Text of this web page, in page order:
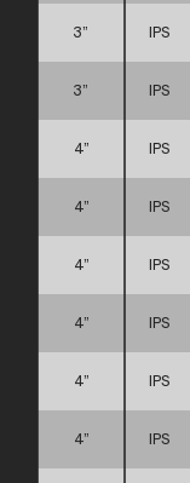
3” IPS
3” IPS
4” IPS
4” IPS
4” IPS
4” IPS
4” IPS
4” IPS